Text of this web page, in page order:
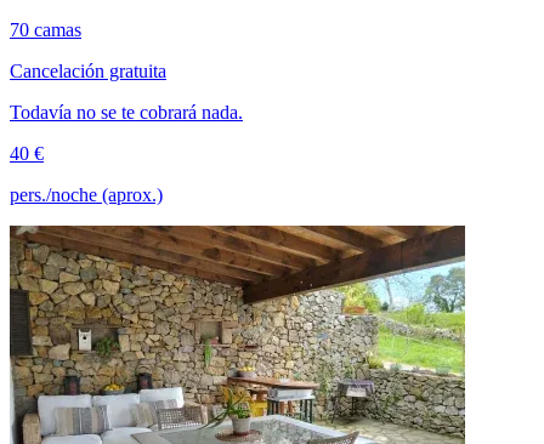
70 camas
Cancelación gratuita
Todavía no se te cobrará nada.
40 €
pers./noche (aprox.)